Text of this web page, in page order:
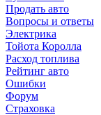
Продать авто
Вопросы и ответы
Электрика
Тойота Королла
Расход топлива
Рейтинг авто
Ошибки
Форум
Страховка